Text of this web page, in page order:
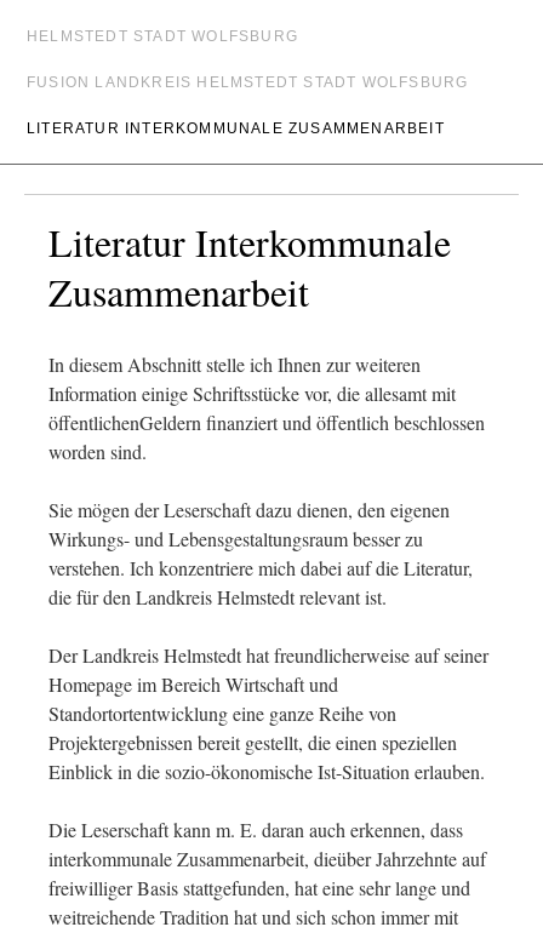
HELMSTEDT STADT WOLFSBURG
FUSION LANDKREIS HELMSTEDT STADT WOLFSBURG
LITERATUR INTERKOMMUNALE ZUSAMMENARBEIT
Literatur Interkommunale
Zusammenarbeit
In diesem Abschnitt stelle ich Ihnen zur weiteren
Information einige Schriftsstücke vor, die allesamt mit
öffentlichenGeldern finanziert und öffentlich beschlossen
worden sind.
Sie mögen der Leserschaft dazu dienen, den eigenen
Wirkungs- und Lebensgestaltungsraum besser zu
verstehen. Ich konzentriere mich dabei auf die Literatur,
die für den Landkreis Helmstedt relevant ist.
Der Landkreis Helmstedt hat freundlicherweise auf seiner
Homepage im Bereich Wirtschaft und
Standortortentwicklung eine ganze Reihe von
Projektergebnissen bereit gestellt, die einen speziellen
Einblick in die sozio-ökonomische Ist-Situation erlauben.
Die Leserschaft kann m. E. daran auch erkennen, dass
interkommunale Zusammenarbeit, dieüber Jahrzehnte auf
freiwilliger Basis stattgefunden, hat eine sehr lange und
weitreichende Tradition hat und sich schon immer mit